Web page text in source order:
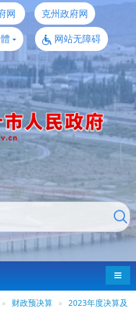
网
克州政府网
网站无障碍
导航
» 财政预决算 »
2023年度决算及